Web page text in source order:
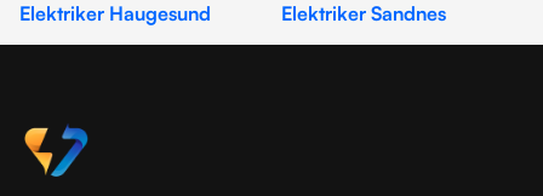
Elektriker Haugesund
Elektriker Sandnes